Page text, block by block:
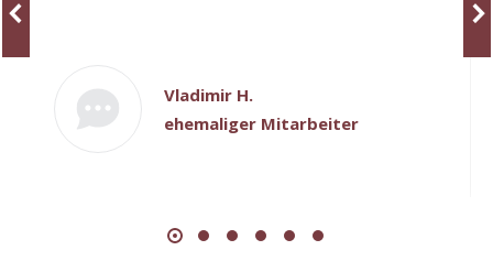
Vladimir H.
ehemaliger Mitarbeiter